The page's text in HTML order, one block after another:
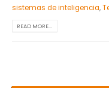
sistemas de inteligencia,
READ MORE...